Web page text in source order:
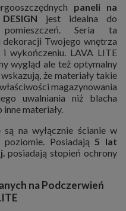
paneli na
jest idealna do
pomieszczeń. Seria ta
Twojego wnętrza
wykończeniu. LAVA LITE
wygląd ale też optymalny
że materiały takie
magazynowania
uwalniania niż blacha
materiały.
na wyłącznie ścianie w
Posiadają5 lat
posiadają stopień ochrony
na Podczerwień